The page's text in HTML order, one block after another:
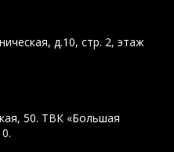
д.10, стр. 2, этаж
50. ТВК «Большая